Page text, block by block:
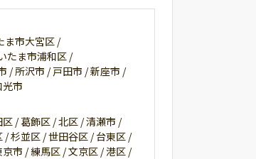
ま市大宮区 /
たま市浦和区 /
/所沢市 /戸田市 /新座市 /
光市
区 /葛飾区 /北区 /清瀬市 /
/杉並区 /世田谷区 /台東区 /
京市 /練馬区 /文京区 /港区 /